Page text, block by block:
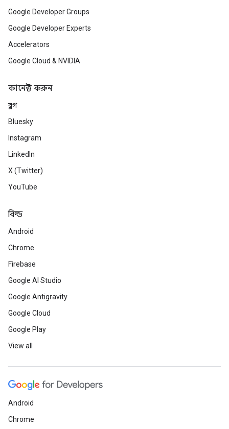
Google Developer Groups
Google Developer Experts
Accelerators
Google Cloud & NVIDIA
কানেক্ট করুন
ব্লগ
Bluesky
Instagram
LinkedIn
X (Twitter)
YouTube
বিল্ড
Android
Chrome
Firebase
Google AI Studio
Google Antigravity
Google Cloud
Google Play
View all
Android
Chrome